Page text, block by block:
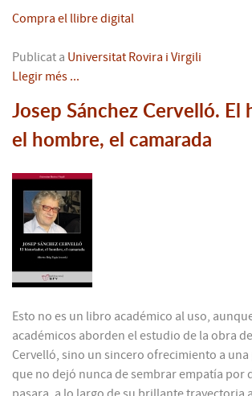
Compra el llibre digital
Publicat a Universitat Rovira i Virgili
Llegir més ...
Josep Sánchez Cervelló. El
el hombre, el camarada
Esto no es un libro académico al uso,
académicos aborden el estudio de la obra
Cervelló, sino un sincero ofrecimiento a
que no dejó nunca de sembrar empatía por